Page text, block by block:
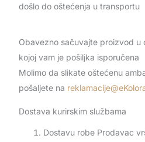
došlo do oštećenja u transportu
Obavezno sačuvajte proizvod u
kojoj vam je pošiljka isporučena
Molimo da slikate oštećenu
pošaljete na
Dostava kurirskim službama
Dostavu robe Prodavac